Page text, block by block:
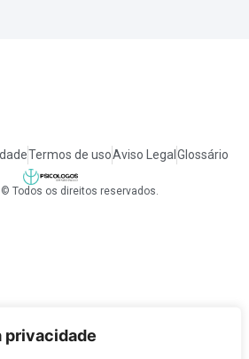
privacidade
Termos de usoAviso Legal Glossário
© Todos os direitos reservados.